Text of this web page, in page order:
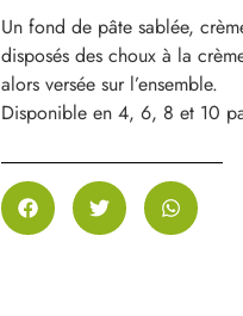
Un fond de pâte sablée,
disposés des choux à la
alors versée sur l’ensemble.
Disponible en 4, 6, 8 et 10